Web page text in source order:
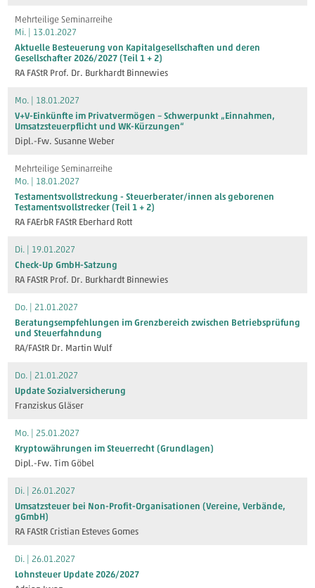
Mehrteilige Seminarreihe
Mi. | 13.01.2027
Aktuelle Besteuerung von Kapitalgesellschaften und deren
Gesellschafter 2026/2027 (Teil 1 + 2)
RA FAStR Prof. Dr. Burkhardt Binnewies
Mo. | 18.01.2027
V+V-Einkünfte im Privatvermögen – Schwerpunkt „Einnahmen,
Umsatzsteuerpflicht und WK-Kürzungen“
Dipl.-Fw. Susanne Weber
Mehrteilige Seminarreihe
Mo. | 18.01.2027
Testamentsvollstreckung - Steuerberater/innen als geborenen
Testamentsvollstrecker (Teil 1 + 2)
RA FAErbR FAStR Eberhard Rott
Di. | 19.01.2027
Check-Up GmbH-Satzung
RA FAStR Prof. Dr. Burkhardt Binnewies
Do. | 21.01.2027
Beratungsempfehlungen im Grenzbereich zwischen Betriebsprüfung
und Steuerfahndung
RA/FAStR Dr. Martin Wulf
Do. | 21.01.2027
Update Sozialversicherung
Franziskus Gläser
Mo. | 25.01.2027
Kryptowährungen im Steuerrecht (Grundlagen)
Dipl.-Fw. Tim Göbel
Di. | 26.01.2027
Umsatzsteuer bei Non-Profit-Organisationen (Vereine, Verbände,
gGmbH)
RA FAStR Cristian Esteves Gomes
Di. | 26.01.2027
Lohnsteuer Update 2026/2027